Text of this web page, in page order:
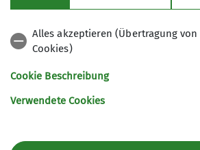
deutlich nähere Gedererwand
Kampenwand ins Auge. Als es
schon einen heftigen Schauer
anzuziehen. Aber bald hörte es
abwechslungsreiche Höhenweg
erstiegenen Sultenrücken und
Alles akzeptieren (Übertragung
Cookies)
Cookie Beschreibung
Verwendete Cookies